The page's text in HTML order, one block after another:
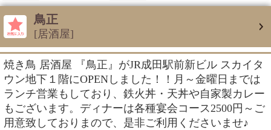
鳥正
[居酒屋]
焼き鳥 居酒屋 『鳥正』がJR成田駅前新ビル スカイタ
ウン地下１階にOPENしました！！月～金曜日までは
ランチ営業もしており、鉄火丼・天丼や自家製カレー
もございます。ディナーは各種宴会コース2500円～ご
用意致しておりまので、是非ご利用くださいませ♪